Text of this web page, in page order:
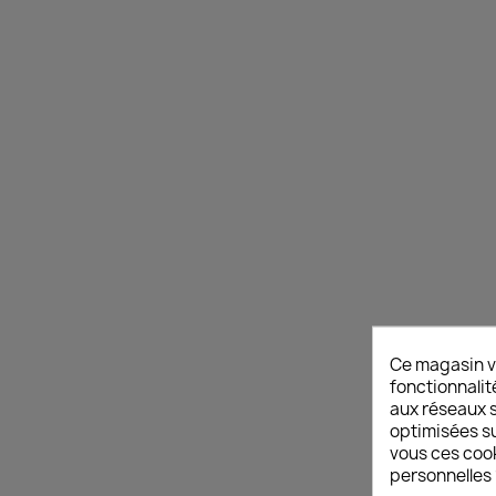
Ce magasin
aux réseaux
optimisées
vous ces
personnelles